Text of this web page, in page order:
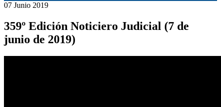
07 Junio 2019
359º Edición Noticiero Judicial (7 de
junio de 2019)